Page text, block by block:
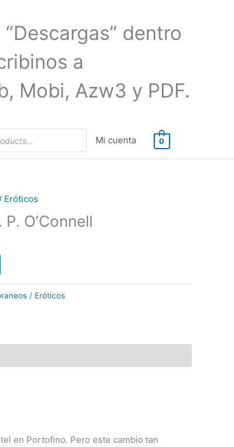
dentro
a
Mobi, Azw3 y PDF.
Mi cuenta 0
Eróticos
O’Connell
/ Eróticos
en Portofino. Pero este cambio tan